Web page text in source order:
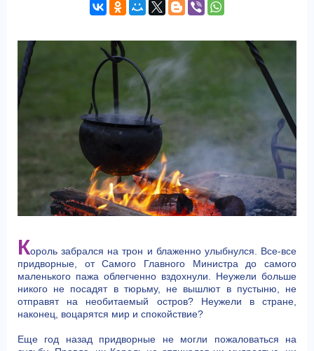
Король забрался на трон и блаженно улыбнулся. Все-все
придворные, от Самого Главного Министра до самого
маленького пажа облегченно вздохнули. Неужели больше
никого не посадят в тюрьму, не вышлют в пустыню, не
отправят на необитаемый остров? Неужели в стране,
наконец, воцарятся мир и спокойствие?
Еще год назад придворные не могли пожаловаться на